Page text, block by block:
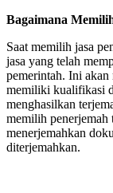
Bagaimana
Saat memilih jasa
jasa yang telah
pemerintah. Ini
memiliki kualifikasi
menghasilkan
memilih penerjemah
menerjemahkan
diterjemahkan.